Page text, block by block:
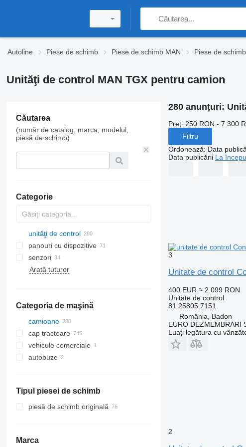
Autoline Piese de schimb Piese de schimb MAN Piese de
Unităţi de control MAN TGX pentru camion
Căutarea
(număr de catalog, marca, modelul,
piesă de schimb)
Categorie
unităţi de control
panouri cu dispozitive
senzori
Arată tuturor
Categoria de maşină
camioane
cap tractoare
vehicule comerciale
autobuze
Tipul piesei de schimb
piesă de schimb originală
Marca
280 anunțuri:
Preţ: 250 RON - 7.300
Filtru
Ordonează: Data
Data publicării La
3
Unitate de control
400 EUR ≈ 2.099 RON
Unitate de control
81.25805.7151
România, Badon
EURO DEZMEMBRARI
Luați legătura cu
2